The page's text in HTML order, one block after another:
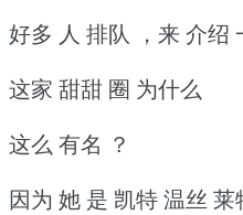
好多 人 排队 ，来 介绍
这家 甜甜 圈 为什么
这么 有名 ？
因为 她 是 凯特 温丝 莱